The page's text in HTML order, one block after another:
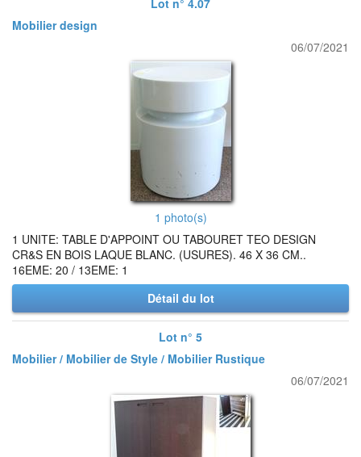
Lot n° 4.07
Mobilier design
06/07/2021
1 photo(s)
1 UNITE: TABLE D'APPOINT OU TABOURET TEO DESIGN
CR&S EN BOIS LAQUE BLANC. (USURES). 46 X 36 CM..
16EME: 20 / 13EME: 1
Détail du lot
Lot n° 5
Mobilier / Mobilier de Style / Mobilier Rustique
06/07/2021